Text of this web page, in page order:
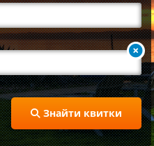
Знайти квитки